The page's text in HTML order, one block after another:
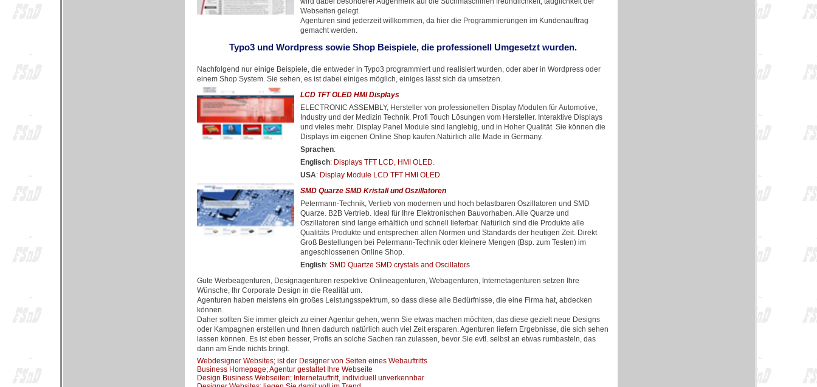
Webseiten gelegt.
Agenturen sind jederzeit willkommen, da hier die Programmierungen im Kundenauftrag
gemacht werden.
Typo3 und Wordpress sowie Shop Beispiele, die professionell Umgesetzt wurden.
Nachfolgend nur einige Beispiele, die entweder in Typo3 programmiert und realisiert wurden, oder aber in Wordpress oder
einem Shop System. Sie sehen, es ist dabei einiges möglich, einiges lässt sich da umsetzen.
LCD TFT OLED HMI Displays
ELECTRONIC ASSEMBLY, Hersteller von professionellen Display Modulen für Automotive,
Industry und der Medizin Technik. Profi Touch Lösungen vom Hersteller. Interaktive Displays
und vieles mehr. Display Panel Module sind langlebig, und in Hoher Qualität. Sie können die
Displays im eigenen Online Shop kaufen.Natürlich alle Made in Germany.
Sprachen:
Englisch: Displays TFT LCD, HMI OLED.
USA: Display Module LCD TFT HMI OLED
SMD Quarze SMD Kristall und Oszillatoren
Petermann-Technik, Vertieb von modernen und hoch belastbaren Oszillatoren und SMD
Quarze. B2B Vertrieb. Ideal für Ihre Elektronischen Bauvorhaben. Alle Quarze und
Oszillatoren sind lange erhältlich und schnell lieferbar. Natürlich sind die Produkte alle
Qualitäts Produkte und entsprechen allen Normen und Standards der heutigen Zeit. Direkt
Groß Bestellungen bei Petermann-Technik oder kleinere Mengen (Bsp. zum Testen) im
angeschlossenen Online Shop.
English: SMD Quartze SMD crystals and Oscillators
Gute Werbeagenturen, Designagenturen respektive Onlineagenturen, Webagenturen, Internetagenturen setzen Ihre
Wünsche, Ihr Corporate Design in die Realität um.
Agenturen haben meistens ein großes Leistungsspektrum, so dass diese alle Bedürfnisse, die eine Firma hat, abdecken
können.
Daher sollten Sie immer gleich zu einer Agentur gehen, wenn Sie etwas machen möchten, das diese gezielt neue Designs
oder Kampagnen erstellen und Ihnen dadurch natürlich auch viel Zeit ersparen. Agenturen liefern Ergebnisse, die sich sehen
lassen können. Es ist eben besser, Profis an solche Sachen ran zulassen, bevor Sie evtl. selbst an etwas rumbasteln, das
dann am Ende nichts bringt.
Webdesigner Websites; ist der Designer von Seiten eines Webauftritts
Business Homepage; Agentur gestaltet Ihre Webseite
Design Business Webseiten; Internetauftritt, individuell unverkennbar